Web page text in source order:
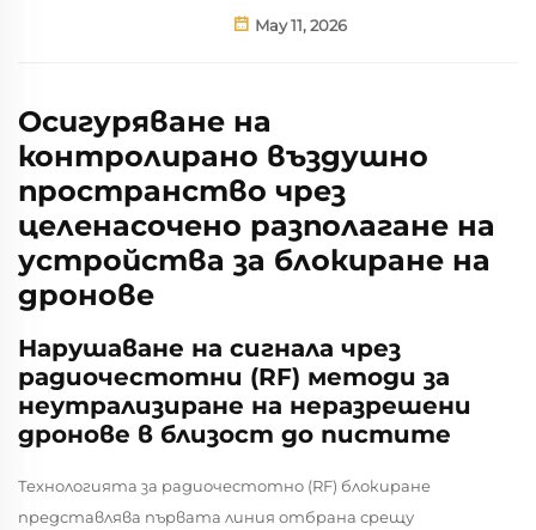
May 11, 2026
Осигуряване на
контролирано въздушно
пространство чрез
целенасочено разполагане на
устройства за блокиране на
дронове
Нарушаване на сигнала чрез
радиочестотни (RF) методи за
неутрализиране на неразрешени
дронове в близост до пистите
Технологията за радиочестотно (RF) блокиране
представлява първата линия отбрана срещу